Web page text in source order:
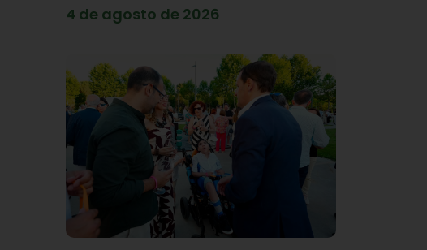
4 de agosto de 2026